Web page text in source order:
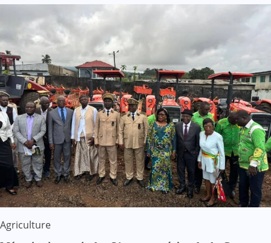
Agriculture